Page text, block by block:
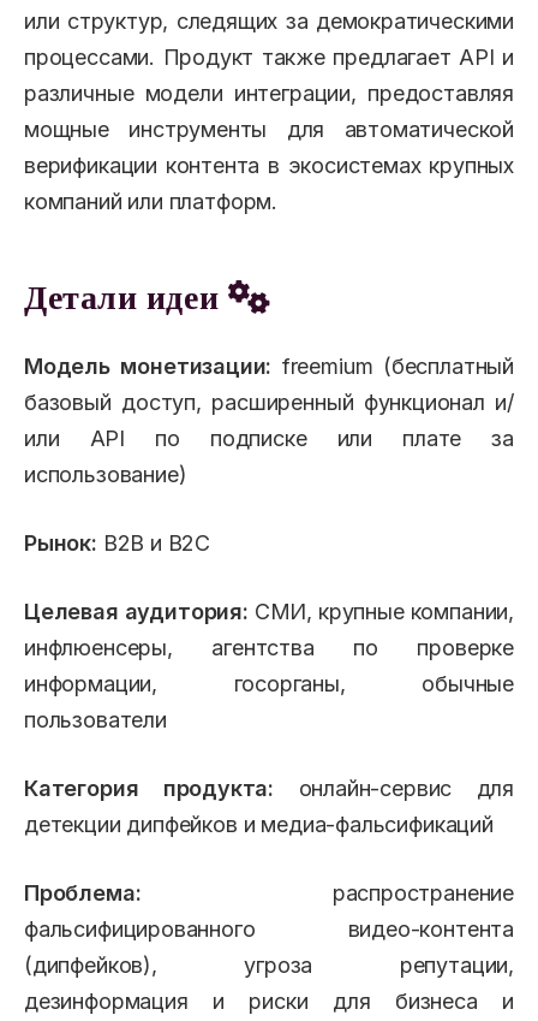
или структур, следящих за демократическими
процессами. Продукт также предлагает API и
различные модели интеграции, предоставляя
мощные инструменты для автоматической
верификации контента в экосистемах крупных
компаний или платформ.
Детали идеи
Модель монетизации: freemium (бесплатный
базовый доступ, расширенный функционал и/
или API по подписке или плате за
использование)
Рынок: B2B и B2C
Целевая аудитория: СМИ, крупные компании,
инфлюенсеры, агентства по проверке
информации, госорганы, обычные
пользователи
Категория продукта: онлайн-сервис для
детекции дипфейков и медиа-фальсификаций
Проблема: распространение
фальсифицированного видео-контента
(дипфейков), угроза репутации,
дезинформация и риски для бизнеса и